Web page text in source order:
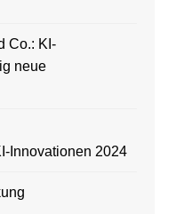
Co.: KI-
neue
Innovationen 2024